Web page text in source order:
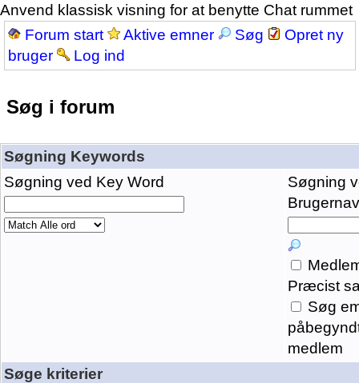
Anvend klassisk visning for at benytte Chat rummet
Forum start
Aktive emner Søg
Opret ny
bruger
Log ind
Søg i forum
Søgning Keywords
Søgning ved Key Word
Søgning
Præcist
Søg
medlem
Søge kriterier